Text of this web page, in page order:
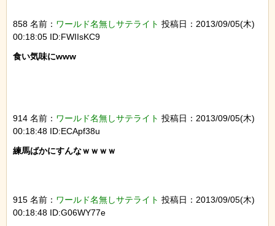
858 名前： ワールド名無しサテライト 投稿日：2013/09/05(木)
00:18:05 ID:FWIIsKC9
食い気味にwww
914 名前： ワールド名無しサテライト 投稿日：2013/09/05(木)
00:18:48 ID:ECApf38u
練馬ばかにすんなｗｗｗｗ
915 名前： ワールド名無しサテライト 投稿日：2013/09/05(木)
00:18:48 ID:G06WY77e